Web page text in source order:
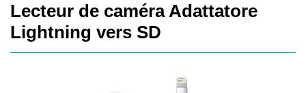
Lecteur de caméra Adattatore
Lightning vers SD